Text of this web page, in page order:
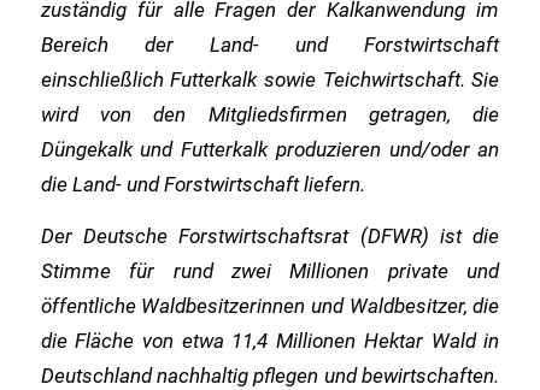
zuständig für alle Fragen der Kalkanwendung im
Bereich der Land- und Forstwirtschaft
einschließlich Futterkalk sowie Teichwirtschaft. Sie
wird von den Mitgliedsfirmen getragen, die
Düngekalk und Futterkalk produzieren und/oder an
die Land- und Forstwirtschaft liefern.
Der Deutsche Forstwirtschaftsrat (DFWR) ist die
Stimme für rund zwei Millionen private und
öffentliche Waldbesitzerinnen und Waldbesitzer, die
die Fläche von etwa 11,4 Millionen Hektar Wald in
Deutschland nachhaltig pflegen und bewirtschaften.